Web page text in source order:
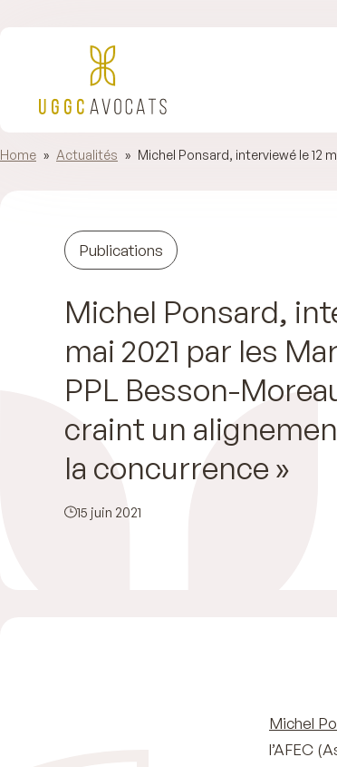
Home » Actualités » Michel Ponsard, interviewé le 12
Publications
Michel Ponsard,
mai 2021 par les
PPL Besson-
craint un
la concurrence »
15 juin 2021
Michel
l’AFEC